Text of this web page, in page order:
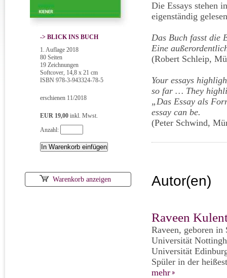
-> BLICK INS BUCH
1. Auflage 2018
80 Seiten
19 Zeichnungen
Softcover, 14,8 x 21 cm
ISBN 978-3-943324-78-5
erschienen 11/2018
EUR 19,00inkl. Mwst.
Anzahl:
Warenkorb anzeigen
Die Essays stehen
eigenständig
Das Buch fasst die
Eine
(Robert Schleip,
Your essays
so far … They
„Das Essay als
essay can be.
(Peter Schwind,
Autor(en)
Raveen
Raveen, geboren in
Universität
Universität
Spüler in der
mehr